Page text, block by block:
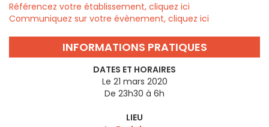
Référencez votre établissement, cliquez ici
Communiquez sur votre évènement, cliquez ici
INFORMATIONS PRATIQUES
DATES ET HORAIRES
Le 21 mars 2020
De 23h30 à 6h
LIEU